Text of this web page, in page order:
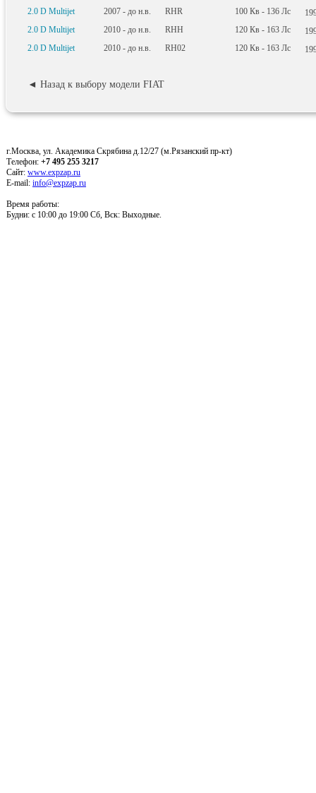
2.0 D Multijet
2007 - до н.в. RHR 100 Кв - 136 Лс
2.0 D Multijet
2010 - до н.в. RHH 120 Кв - 163 Лс
2.0 D Multijet
2010 - до н.в. RH02 120 Кв - 163 Лс
◄ Назад к выбору модели FIAT
г.Москва, ул. Академика Скрябина д.12/27 (м.Рязанский пр-кт)
Телефон: +7 495 255 3217
Сайт: www.expzap.ru
E-mail: info@expzap.ru
Время работы:
Будни: c 10:00 до 19:00 Сб, Вск: Выходные.